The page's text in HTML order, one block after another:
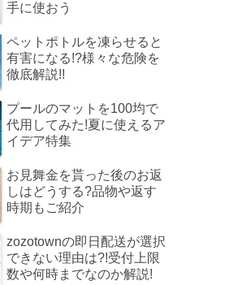
手に使おう
ペットポトルを凍らせると
有害になる!?様々な危険を
徹底解説!!
プールのマットを100均で
代用してみた!夏に使えるア
イデア特集
お見舞金を貰った後のお返
しはどうする?品物や返す
時期もご紹介
zozotownの即日配送が選択
できない理由は?!受付上限
数や何時までなのか解説!